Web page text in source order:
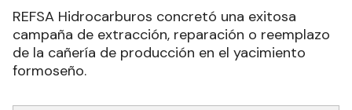
REFSA Hidrocarburos concretó una exitosa
campaña de extracción, reparación o reemplazo
de la cañería de producción en el yacimiento
formoseño.